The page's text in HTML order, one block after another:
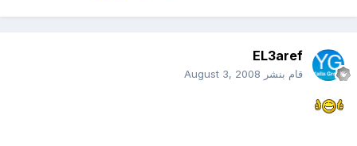
EL3aref
قام بنشر August 3, 2008